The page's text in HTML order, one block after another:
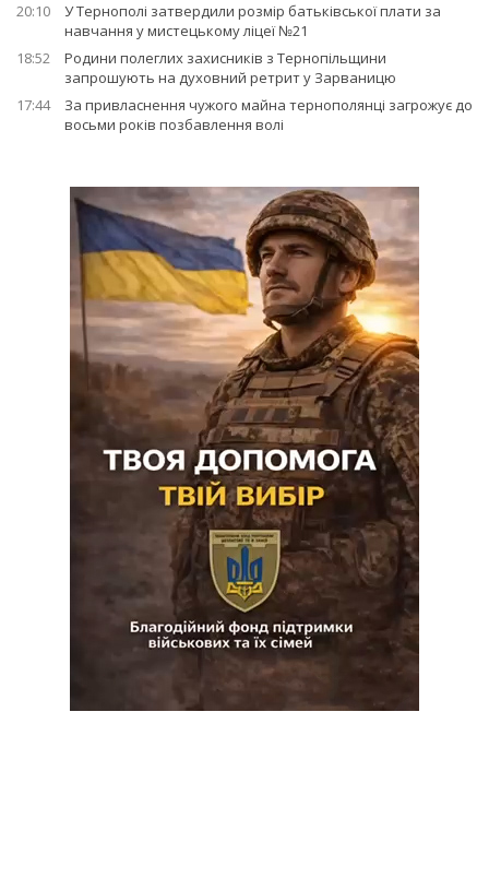
20:10
У Тернополі затвердили розмір батьківської плати за
навчання у мистецькому ліцеї №21
18:52
Родини полеглих захисників з Тернопільщини
запрошують на духовний ретрит у Зарваницю
17:44
За привласнення чужого майна тернополянці загрожує до
восьми років позбавлення волі